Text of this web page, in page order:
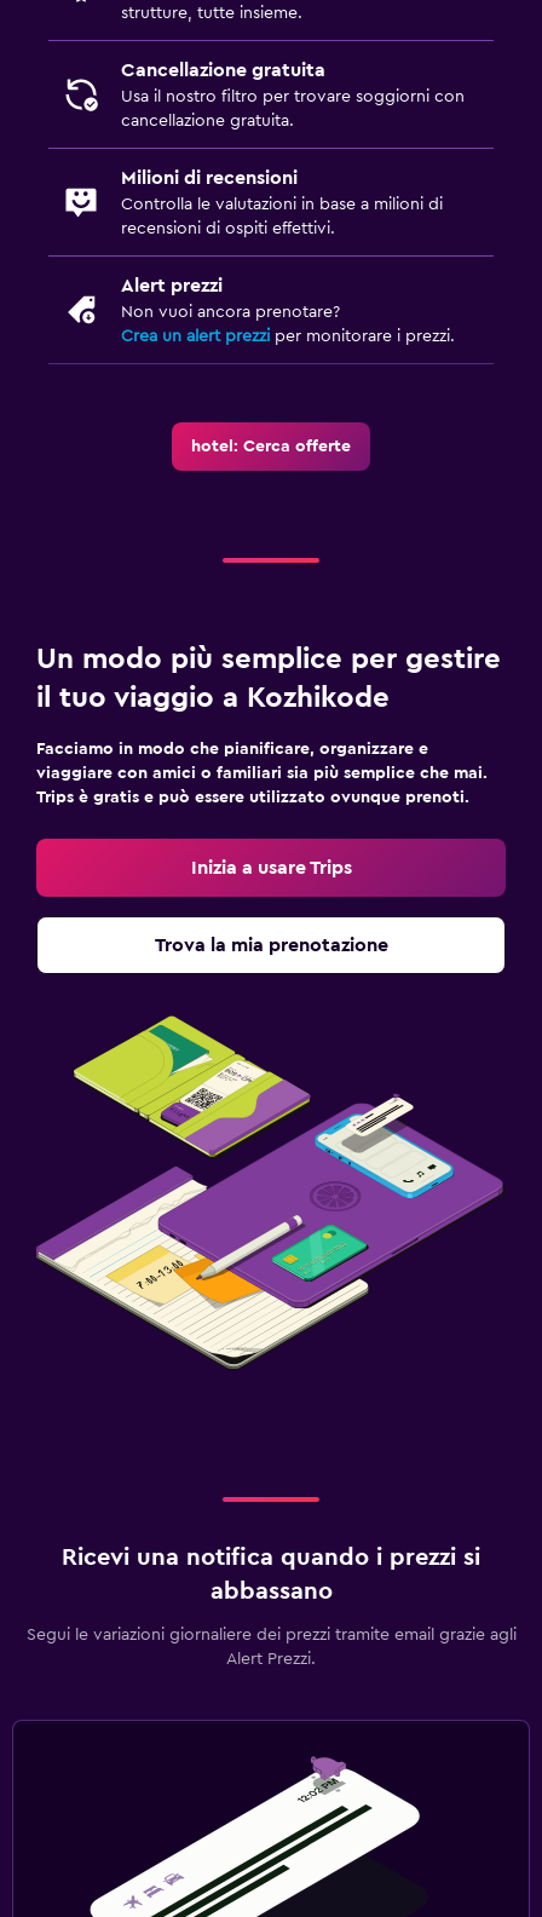
strutture, tutte insieme.
Cancellazione gratuita
Usa il nostro filtro per trovare soggiorni con
cancellazione gratuita.
Milioni di recensioni
Controlla le valutazioni in base a milioni di
recensioni di ospiti effettivi.
Alert prezzi
Non vuoi ancora prenotare?
Crea un alert prezzi per monitorare i prezzi.
hotel: Cerca offerte
Un modo più semplice per gestire
il tuo viaggio a Kozhikode
Facciamo in modo che pianificare, organizzare e
viaggiare con amici o familiari sia più semplice che mai.
Trips è gratis e può essere utilizzato ovunque prenoti.
Inizia a usare Trips
Trova la mia prenotazione
Ricevi una notifica quando i prezzi si
abbassano
Segui le variazioni giornaliere dei prezzi tramite email grazie agli
Alert Prezzi.